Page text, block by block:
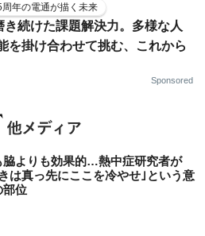
年の電通が描く未来
き続けた課題解決力。多様な人
を掛け合わせて挑む、これから
Sponsored
脇よりも効果的…熱中症研究者が
は真っ先にここを冷やせ｣という意
部位